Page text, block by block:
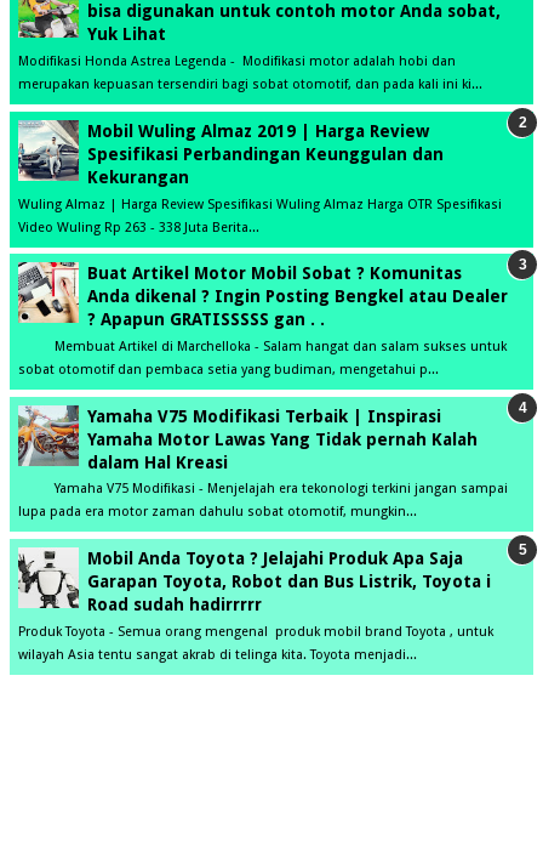
bisa digunakan untuk contoh motor Anda sobat,
Yuk Lihat
Modifikasi Honda Astrea Legenda - Modifikasi motor adalah hobi dan
merupakan kepuasan tersendiri bagi sobat otomotif, dan pada kali ini ki...
Mobil Wuling Almaz 2019 | Harga Review
Spesifikasi Perbandingan Keunggulan dan
Kekurangan
Wuling Almaz | Harga Review Spesifikasi Wuling Almaz Harga OTR Spesifikasi
Video Wuling Rp 263 - 338 Juta Berita...
Buat Artikel Motor Mobil Sobat ? Komunitas
Anda dikenal ? Ingin Posting Bengkel atau Dealer
? Apapun GRATISSSSS gan . .
Membuat Artikel di Marchelloka - Salam hangat dan salam sukses untuk
sobat otomotif dan pembaca setia yang budiman, mengetahui p...
Yamaha V75 Modifikasi Terbaik | Inspirasi
Yamaha Motor Lawas Yang Tidak pernah Kalah
dalam Hal Kreasi
Yamaha V75 Modifikasi - Menjelajah era tekonologi terkini jangan sampai
lupa pada era motor zaman dahulu sobat otomotif, mungkin...
Mobil Anda Toyota ? Jelajahi Produk Apa Saja
Garapan Toyota, Robot dan Bus Listrik, Toyota i
Road sudah hadirrrrr
Produk Toyota - Semua orang mengenal produk mobil brand Toyota , untuk
wilayah Asia tentu sangat akrab di telinga kita. Toyota menjadi...